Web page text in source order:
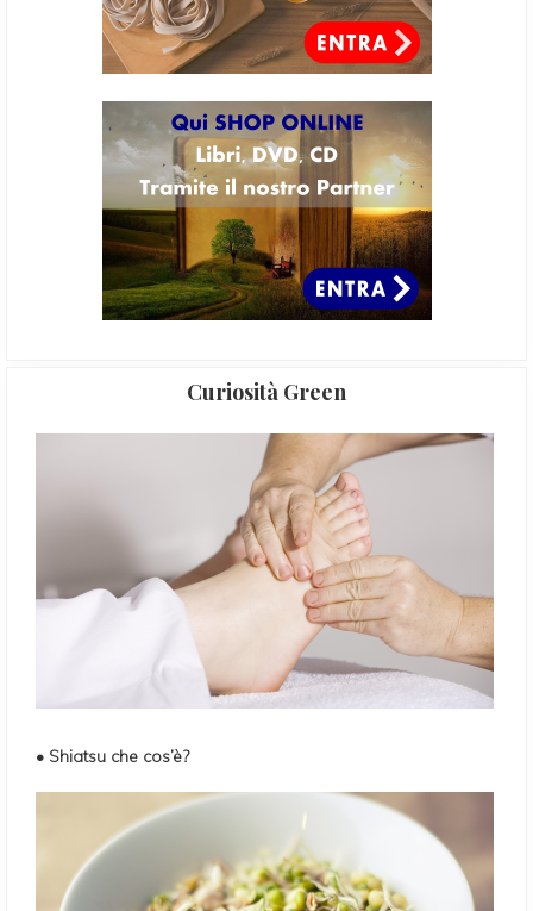
Curiosità Green
• Shiatsu che cos’è?